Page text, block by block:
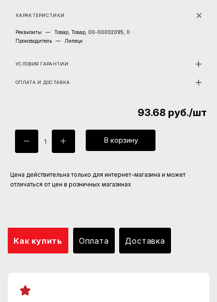
ХАРАКТЕРИСТИКИ
Реквизиты —
Товар, Товар, 00-00002095, 0
Производитель
— Липецк
УСЛОВИЯ ГАРАНТИИ
ОПЛАТА И ДОСТАВКА
93.68 руб./шт
В корзину
Цена действительна только для интернет-магазина и может
отличаться от цен в розничных магазинах
Как купить Оплата Доставка